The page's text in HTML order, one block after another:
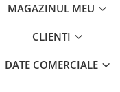
MAGAZINUL MEU
CLIENTI
DATE COMERCIALE